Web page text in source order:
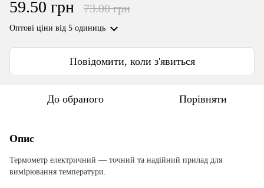
59.50 грн 73.00 грн
Оптові ціни від 5 одиниць
Повідомити, коли з'явиться
До обраного Порівняти
Опис
Термометр електричний ― точний та надійний прилад для
вимірювання температури.